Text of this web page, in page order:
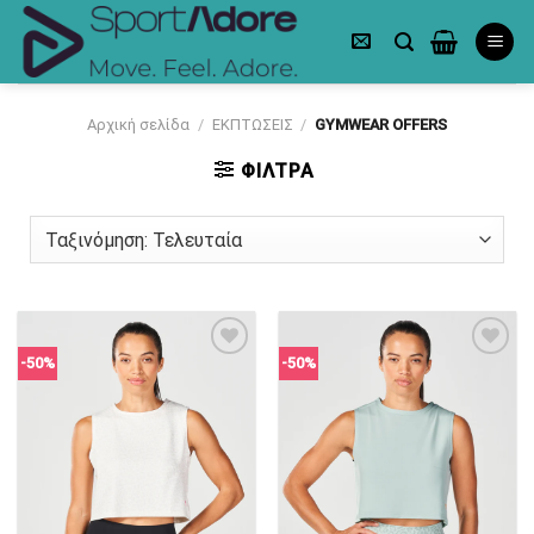
Skip
content
Αρχική σελίδα / ΕΚΠΤΩΣΕΙΣ / GYMWEAR OFFERS
ΦΙΛΤΡΑ
-50%
Πρόσθήκη
στην λίστα
επιθυμιών
-50%
Πρόσθήκη
στην λίστα
επιθυμιών